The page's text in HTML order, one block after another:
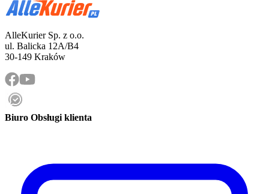
AlleKurier Sp. z o.o.
ul. Balicka 12A/B4
30-149 Kraków
Biuro Obsługi klienta